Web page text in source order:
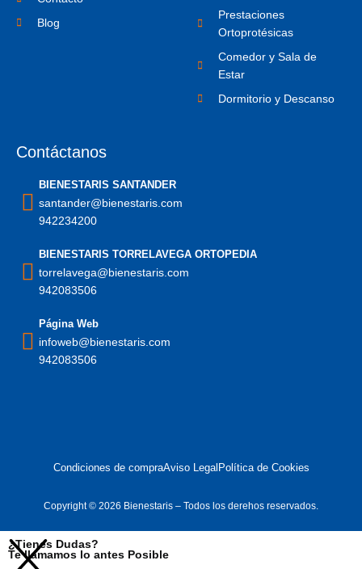
Blog
Prestaciones
Ortoprotésicas
Comedor y Sala de
Estar
Dormitorio y Descanso
Contáctanos
BIENESTARIS SANTANDER
santander@bienestaris.com
942234200
BIENESTARIS TORRELAVEGA ORTOPEDIA
torrelavega@bienestaris.com
942083506
Página Web
infoweb@bienestaris.com
942083506
Copyright © 2026 Bienestaris – Todos los derehos reservados.
Condiciones de compraAviso Legal Política de Cookies
¿Tienes Dudas?
Te llamamos lo antes Posible